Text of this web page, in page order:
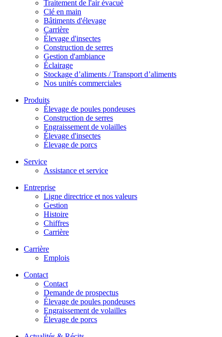
Traitement de l'air évacué
Clé en main
Bâtiments d'élevage
Carrière
Élevage d'insectes
Construction de serres
Gestion d'ambiance
Éclairage
Stockage d’aliments / Transport d’aliments
Nos unités commerciales
Produits
Élevage de poules pondeuses
Construction de serres
Engraissement de volailles
Élevage d'insectes
Élevage de porcs
Service
Assistance et service
Entreprise
Ligne directrice et nos valeurs
Gestion
Histoire
Chiffres
Carrière
Carrière
Emplois
Contact
Contact
Demande de prospectus
Élevage de poules pondeuses
Engraissement de volailles
Élevage de porcs